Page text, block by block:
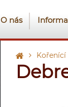
O nás